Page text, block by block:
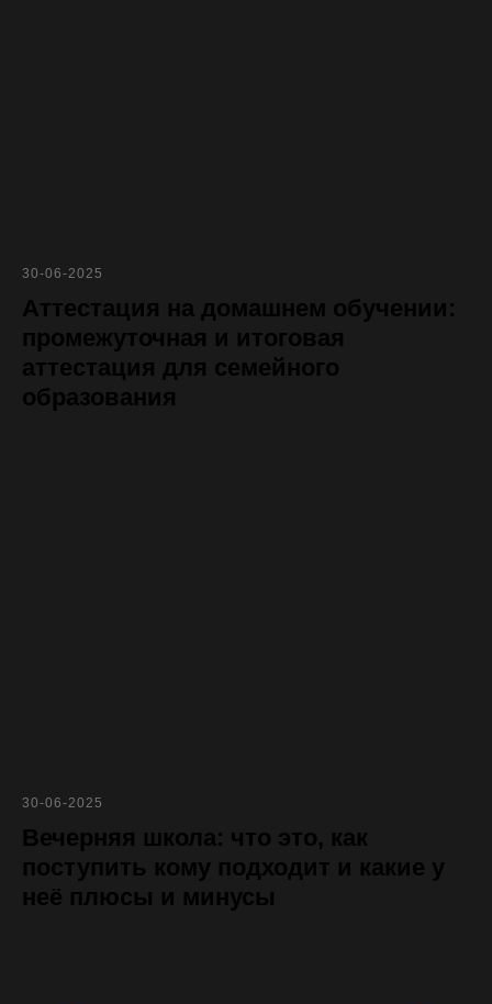
30-06-2025
Аттестация на домашнем обучении:
промежуточная и итоговая
аттестация для семейного
образования
30-06-2025
Вечерняя школа: что это, как
поступить кому подходит и какие у
неё плюсы и минусы
8 800 200-22-10 Наши соц.сети
Синергия в дзен